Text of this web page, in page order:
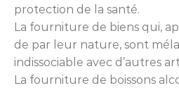
protection de la santé.
La fourniture de biens qui,
de par leur nature, sont
indissociable avec d’autres
La fourniture de boissons